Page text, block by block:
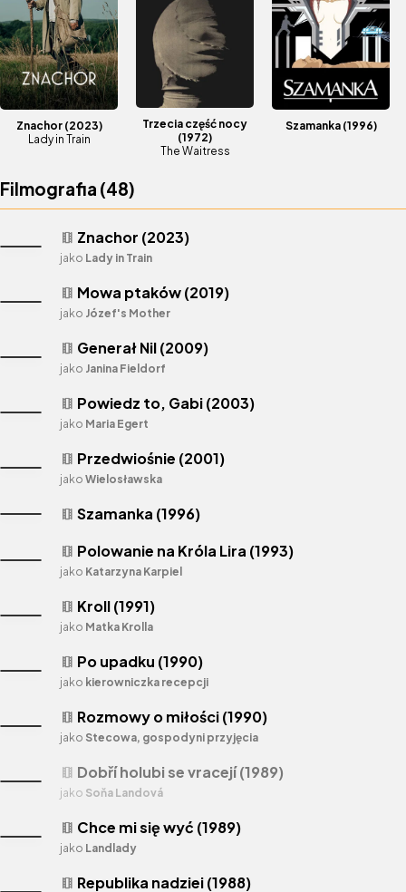
Znachor (2023)
Lady in Train
Trzecia część nocy
(1972)
The Waitress
Szamanka (1996)
Filmografia (48)
theaters Generał Nil (2009)
jako Janina Fieldorf
theaters Republika nadziei (1988)
theaters Polowanie na Króla Lira (1993)
jako Katarzyna Karpiel
theaters Przedwiośnie (2001)
jako Wielosławska
theaters Po upadku (1990)
jako kierowniczka recepcji
theaters Szamanka (1996)
theaters Znachor (2023)
jako Lady in Train
theaters Mowa ptaków (2019)
jako Józef's Mother
theaters Kroll (1991)
jako Matka Krolla
theaters Rozmowy o miłości (1990)
jako Stecowa, gospodyni przyjęcia
theaters Dobří holubi se vracejí (1989)
jako Soňa Landová
theaters Chce mi się wyć (1989)
jako Landlady
theaters Powiedz to, Gabi (2003)
jako Maria Egert